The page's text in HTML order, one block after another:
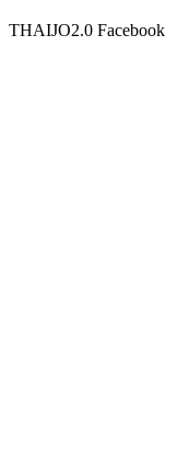
THAIJO2.0 Facebook